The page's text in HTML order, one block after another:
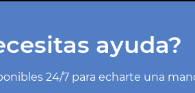
ayuda?
24/7 para echarte una